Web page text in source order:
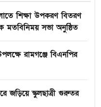
শিক্ষা উপকরণ বিতরণ
মতবিনিময় সভা অনুষ্ঠিত
রামগঞ্জে বিএনপির
জড়িয়ে স্কুলছাত্রী গুরুতর